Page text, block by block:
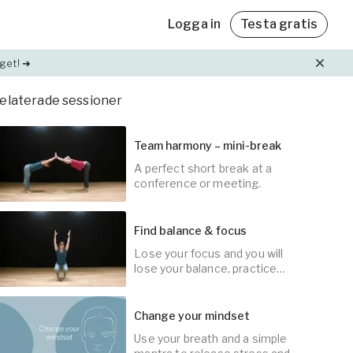
Friskvårdsbidrag
Med Yogobe Flex kan du använda hela
friskvårdsbidraget – till sista kronan!
Läs mer
Friskvårdsbidrag
Med Yogobe Flex kan du använda hela
friskvårdsbidraget – till sista kronan!
Läs mer
Logga in Testa gratis
➜
sessioner
5min
Team harmony – mini-break
A perfect short break at a
conference or meeting.
5min
Find balance & focus
Lose your focus and you will
lose your balance, practice
Change your mindset
Use your breath and a simple